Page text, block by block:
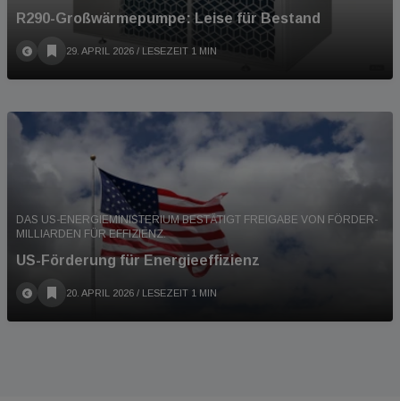
R290-Großwärmepumpe: Leise für Bestand
29. APRIL 2026 / LESEZEIT 1 MIN
DAS US-ENERGIEMINISTERIUM BESTÄTIGT FREIGABE VON FÖRDER-
MILLIARDEN FÜR EFFIZIENZ.
US-Förderung für Energieeffizienz
20. APRIL 2026 / LESEZEIT 1 MIN